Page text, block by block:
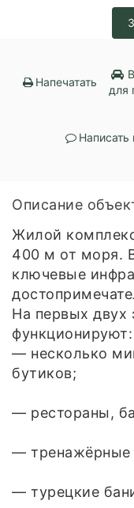
Напечатать
для
Написать
Описание
Жилой
400 м от моря.
ключевые
На первых двух
функционируют:
— несколько
бутиков;
— рестораны,
— тренажёрные
— турецкие